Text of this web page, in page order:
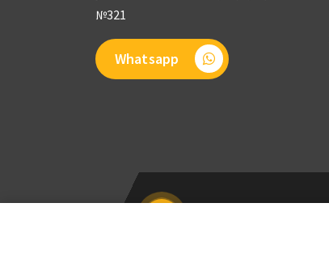
№321
Whatsapp